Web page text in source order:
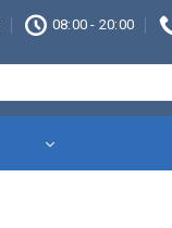
08:00 - 20:00